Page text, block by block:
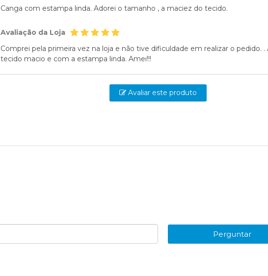
Canga com estampa linda. Adorei o tamanho , a maciez do tecido.
Avaliação da Loja
Comprei pela primeira vez na loja e não tive dificuldade em realizar o
tecido macio e com a estampa linda. Amei!!!
Avaliar este produto
Perguntar